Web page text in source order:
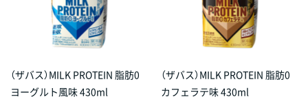
（ザバス）MILK PROTEIN 脂肪0
ヨーグルト風味 430ml
（ザバス）MILK PROTEIN 脂肪0
カフェラテ味 430ml